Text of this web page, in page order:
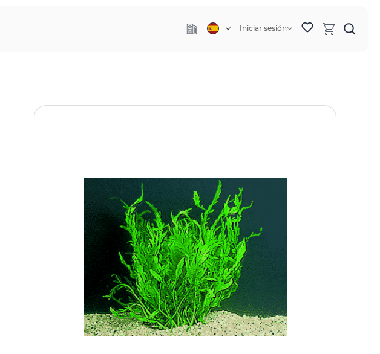
Iniciar sesión